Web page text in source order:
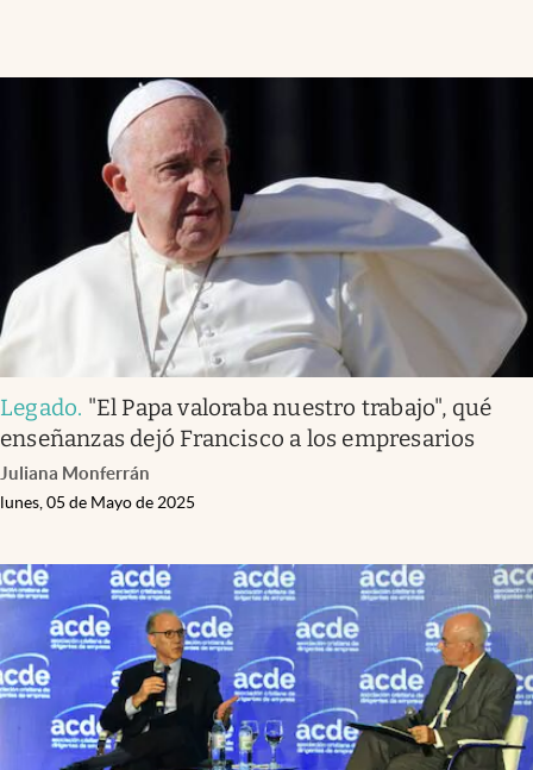
Legado. "El Papa valoraba nuestro trabajo", qué
enseñanzas dejó Francisco a los empresarios
Juliana Monferrán
lunes, 05 de Mayo de 2025